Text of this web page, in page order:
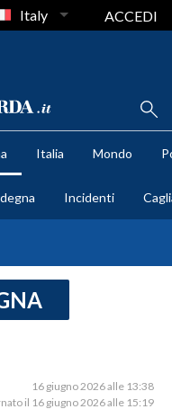
Italy ACCEDI
Italia Mondo
Incidenti
16 giugno 2026 alle 13:38
il 16 giugno 2026 alle 15:19